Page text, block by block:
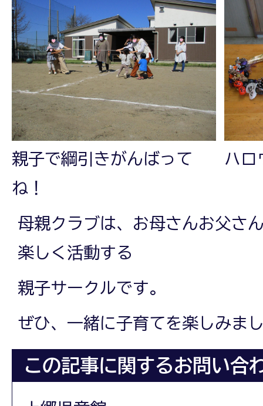
親子で綱引きがんばって
ね！
ハ
母親クラブは、お母さんお父さ
楽しく活動する
親子サークルです。
ぜひ、一緒に子育てを楽しみま
この記事に関するお問い合